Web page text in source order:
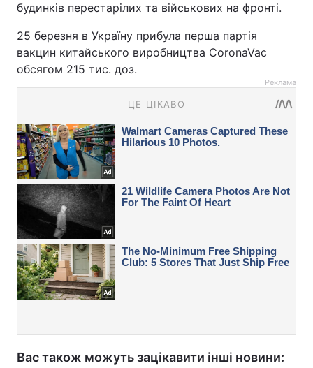
будинків перестарілих та військових на фронті.
25 березня в Україну прибула перша партія
вакцин китайського виробництва CoronaVac
обсягом 215 тис. доз.
Реклама
Вас також можуть зацікавити інші новини: